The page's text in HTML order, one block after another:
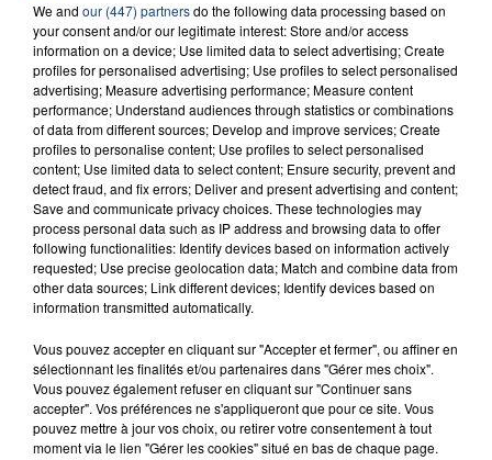
23 juillet 2026
INCENDIE MORTEL À LENS : UNE FEMME ET
SON BÉBÉ ENTRE LA VIE ET LA...
Un homme s'est immolé par le feu après avoir
aspergé sa compagne et leur bébé de trois mois
d'un liquide inflammable.
20 juillet 2026
OPÉRER DE LA CHEVILLE RESSORT DE LA...
La famille a porté plainte contre la clinique qui a
reconnu sa responsabilité et présenté ses
excuses.
We and our (447) partnersdo the following data processing based on
your consent and/or our legitimate interest: Store and/or access
information on a device; Use limited data to select advertising; Create
profiles for personalised advertising; Use profiles to select personalised
advertising; Measure advertising performance; Measure content
performance; Understand audiences through statistics or combinations
of data from different sources; Develop and improve services; Create
profiles to personalise content; Use profiles to select personalised
content; Use limited data to select content; Ensure security, prevent and
detect fraud, and fix errors; Deliver and present advertising and content;
Save and communicate privacy choices. These technologies may
process personal data such as IP address and browsing data to offer
following functionalities: Identify devices based on information actively
requested; Use precise geolocation data; Match and combine data from
other data sources; Link different devices; Identify devices based on
information transmitted automatically.
Vous pouvez accepter en cliquant sur "Accepter et fermer", ou affiner en
sélectionnant les finalités et/ou partenaires dans "Gérer mes choix".
Vous pouvez également refuser en cliquant sur "Continuer sans
accepter". Vos préférences ne s'appliqueront que pour ce site. Vous
pouvez mettre à jour vos choix, ou retirer votre consentement à tout
moment via le lien "Gérer les cookies" situé en bas de chaque page.